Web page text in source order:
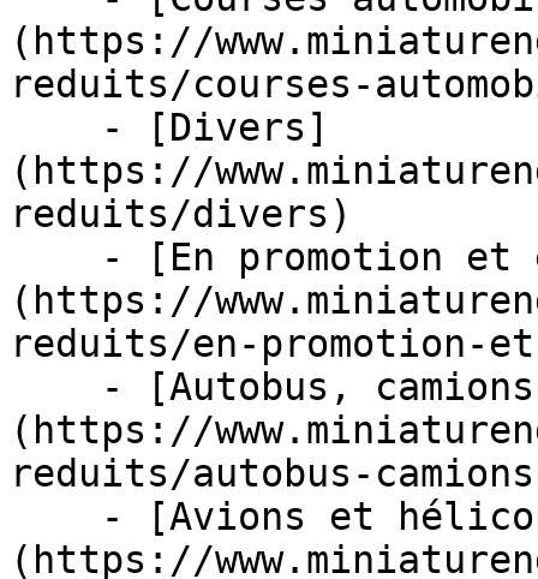
(https://
reduits/courses-
(https://
reduits/divers)
(https://
reduits/en-promotion-
(https://
reduits/autobus-
(https://